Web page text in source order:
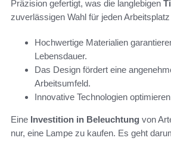
Präzision gefertigt, was die langlebigen
zuverlässigen Wahl für jeden
Hochwertige Materialien
Lebensdauer.
Das Design fördert eine
Arbeitsumfeld.
Innovative Technologien
Eine Investition in Beleuchtung von
nur, eine Lampe zu kaufen. Es geht